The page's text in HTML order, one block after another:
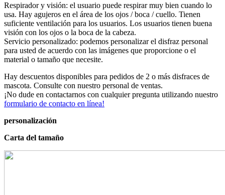
Respirador y visión: el usuario puede respirar muy bien cuando lo
usa. Hay agujeros en el área de los ojos / boca / cuello. Tienen
suficiente ventilación para los usuarios. Los usuarios tienen buena
visión con los ojos o la boca de la cabeza.
Servicio personalizado: podemos personalizar el disfraz personal
para usted de acuerdo con las imágenes que proporcione o el
material o tamaño que necesite.
Hay descuentos disponibles para pedidos de 2 o más disfraces de
mascota. Consulte con nuestro personal de ventas.
¡No dude en contactarnos con cualquier pregunta utilizando nuestro
formulario de contacto en línea!
personalización
Carta del tamaño